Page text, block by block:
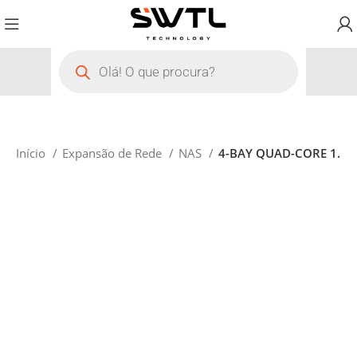
Início Expansão de Rede NAS 4-BAY QUAD-CORE 1.